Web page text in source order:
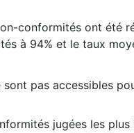
conformités ont été
à 94% et le taux
pas accessibles
jugées les